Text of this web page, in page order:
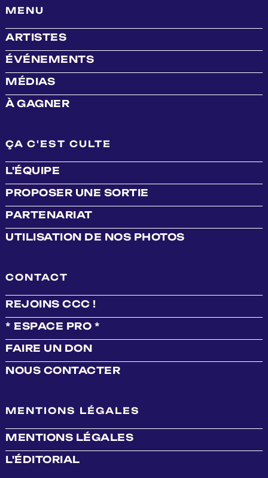
MENU
ARTISTES
ÉVÉNEMENTS
MÉDIAS
À GAGNER
ÇA C'EST CULTE
L'ÉQUIPE
PROPOSER UNE SORTIE
PARTENARIAT
UTILISATION DE NOS PHOTOS
CONTACT
REJOINS CCC !
* ESPACE PRO *
FAIRE UN DON
NOUS CONTACTER
MENTIONS LÉGALES
MENTIONS LÉGALES
L'ÉDITORIAL